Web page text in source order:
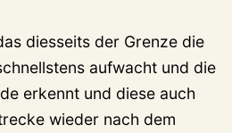
diesseits der Grenze die
aufwacht und die
erkennt und diese auch
wieder nach dem